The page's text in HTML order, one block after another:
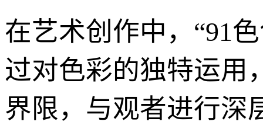
在艺术创作中，“91
过对色彩的独特运用
界限，与观者进行深